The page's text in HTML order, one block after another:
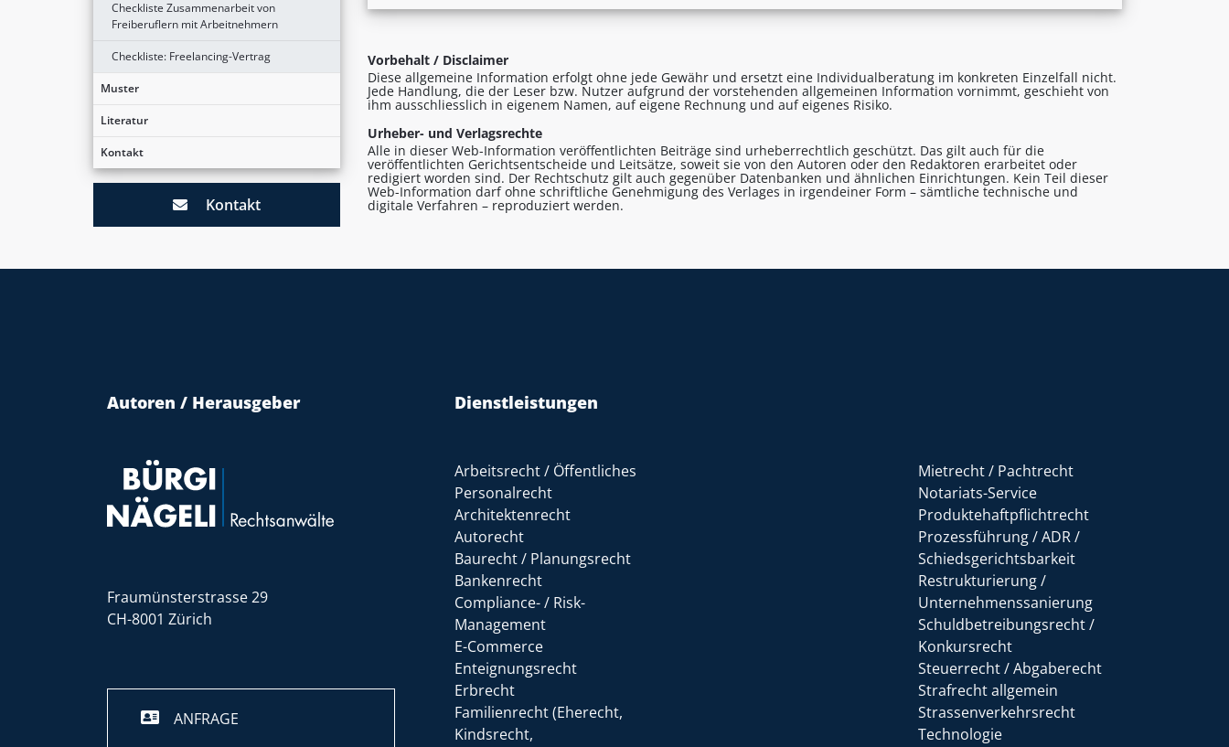
Checkliste Zusammenarbeit von
Freiberuflern mit Arbeitnehmern
Checkliste: Freelancing-Vertrag
Muster
Literatur
Kontakt
Kontakt
Vorbehalt / Disclaimer
Diese allgemeine Information erfolgt ohne jede Gewähr und ersetzt eine Individualberatung im konkreten Einzelfall nicht.
Jede Handlung, die der Leser bzw. Nutzer aufgrund der vorstehenden allgemeinen Information vornimmt, geschieht von
ihm ausschliesslich in eigenem Namen, auf eigene Rechnung und auf eigenes Risiko.
Urheber- und Verlagsrechte
Alle in dieser Web-Information veröffentlichten Beiträge sind urheberrechtlich geschützt. Das gilt auch für die
veröffentlichten Gerichtsentscheide und Leitsätze, soweit sie von den Autoren oder den Redaktoren erarbeitet oder
redigiert worden sind. Der Rechtschutz gilt auch gegenüber Datenbanken und ähnlichen Einrichtungen. Kein Teil dieser
Web-Information darf ohne schriftliche Genehmigung des Verlages in irgendeiner Form – sämtliche technische und
digitale Verfahren – reproduziert werden.
Autoren / Herausgeber
Fraumünsterstrasse 29
CH-8001 Zürich
ANFRAGE
Dienstleistungen
Arbeitsrecht / Öffentliches
Personalrecht
Architektenrecht
Autorecht
Baurecht / Planungsrecht
Bankenrecht
Compliance- / Risk-
Management
E-Commerce
Enteignungsrecht
Erbrecht
Familienrecht (Eherecht,
Kindsrecht,
Mietrecht / Pachtrecht
Notariats-Service
Produktehaftpflichtrecht
Prozessführung / ADR /
Schiedsgerichtsbarkeit
Restrukturierung /
Unternehmenssanierung
Schuldbetreibungsrecht /
Konkursrecht
Steuerrecht / Abgaberecht
Strafrecht allgemein
Strassenverkehrsrecht
Technologie